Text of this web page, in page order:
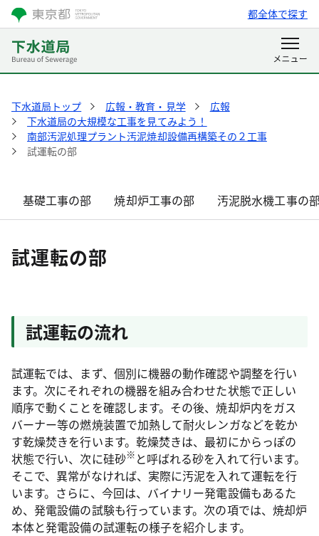
都全体で探す
下水道局トップ 広報・教育・見学
広報
下水道局の大規模な工事を見てみよう！
南部汚泥処理プラント汚泥焼却設備再構築その２工事
試運転の部
基礎工事の部 焼却炉工事の部 汚泥脱水機工事の
試運転の部
試運転の流れ
試運転では、まず、個別に機器の動作確認や調整を行い
ます。次にそれぞれの機器を組み合わせた状態で正しい
順序で動くことを確認します。その後、焼却炉内をガス
バーナー等の燃焼装置で加熱して耐火レンガなどを乾か
す乾燥焚きを行います。乾燥焚きは、最初にからっぽの
状態で行い、次に硅砂※ と呼ばれる砂を入れて行います。
そこで、異常がなければ、実際に汚泥を入れて運転を行
います。さらに、今回は、バイナリー発電設備もあるた
め、発電設備の試験も行っています。次の項では、焼却炉
本体と発電設備の試運転の様子を紹介します。